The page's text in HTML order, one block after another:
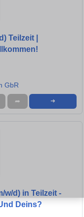
Teilzeit |
GbR
➦ ➜
w/d) in Teilzeit -
Deins?